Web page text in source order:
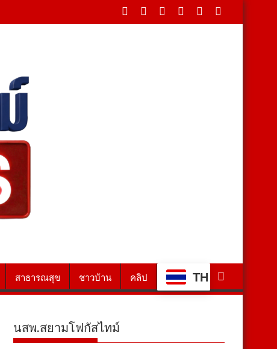
งใต้สะพาน บรรเทาทุกข์ชาวบ้านหลังน้ำป่าหลาก
สาธารณสุข ชาวบ้าน คลิป TH
นสพ.สยามโฟกัสไทม์